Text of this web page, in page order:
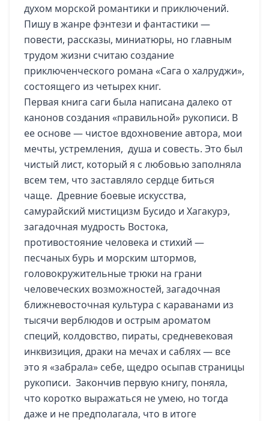
духом морской романтики и приключений.
Пишу в жанре фэнтези и фантастики —
повести, рассказы, миниатюры, но главным
трудом жизни считаю создание
приключенческого романа «Сага о халруджи»,
состоящего из четырех книг.
Первая книга саги была написана далеко от
канонов создания «правильной» рукописи. В
ее основе — чистое вдохновение автора, мои
мечты, устремления, душа и совесть. Это был
чистый лист, который я с любовью заполняла
всем тем, что заставляло сердце биться
чаще. Древние боевые искусства,
самурайский мистицизм Бусидо и Хагакурэ,
загадочная мудрость Востока,
противостояние человека и стихий —
песчаных бурь и морским штормов,
головокружительные трюки на грани
человеческих возможностей, загадочная
ближневосточная культура с караванами из
тысячи верблюдов и острым ароматом
специй, колдовство, пираты, средневековая
инквизиция, драки на мечах и саблях — все
это я «забрала» себе, щедро осыпав страницы
рукописи. Закончив первую книгу, поняла,
что коротко выражаться не умею, но тогда
даже и не предполагала, что в итоге